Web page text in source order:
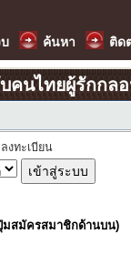
ค้นหา ติด
คนไทยผู้รักกล
ลงทะเบียน
มสมัครสมาชิกด้านบน)